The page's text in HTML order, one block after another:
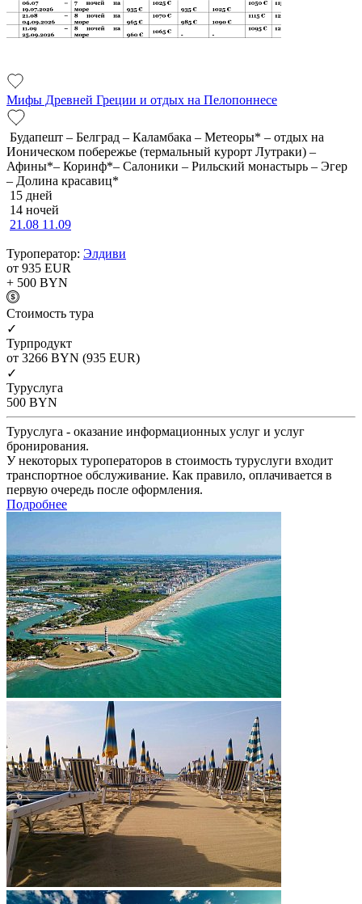
Мифы Древней Греции и отдых на Пелопоннесе
Будапешт – Белград – Каламбака – Метеоры* – отдых на
Ионическом побережье (термальный курорт Лутраки) –
Афины*– Коринф*– Салоники – Рильский монастырь – Эгер
– Долина красавиц*
15 дней
14 ночей
21.08 11.09
Туроператор: Элдиви
от 935 EUR
+ 500 BYN
Cтоимость тура
✓
Турпродукт
от 3266 BYN (935 EUR)
✓
Туруслуга
500 BYN
Туруслуга - оказание информационных услуг и услуг
бронирования.
У некоторых туроператоров в стоимость туруслуги входит
транспортное обслуживание. Как правило, оплачивается в
первую очередь после оформления.
Подробнее